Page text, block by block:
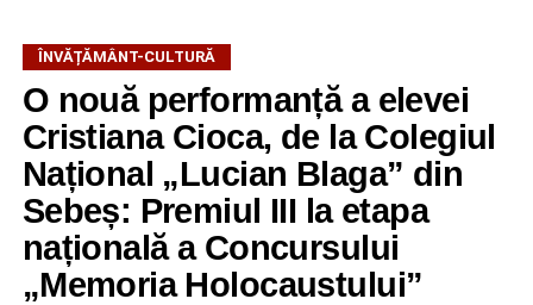
tematice variate. În cadrul atelierului de ecologie, intitulat
„Mici Ecologiști”, aceștia au învățat despre protejarea
mediului și despre importanța adoptării unor
comportamente responsabile față de natură.
Educația rutieră a reprezentat o altă componentă a școlii
de vară, cei mici familiarizându-se cu regulile de circulație
și cu normele pe care trebuie să le respecte pentru a fi
pietoni responsabili.
ÎNVĂȚĂMÂNT-CULTURĂ
O nouă performanță a elevei
Cristiana Cioca, de la Colegiul
Național „Lucian Blaga” din
Sebeș: Premiul III la etapa
națională a Concursului
„Memoria Holocaustului”